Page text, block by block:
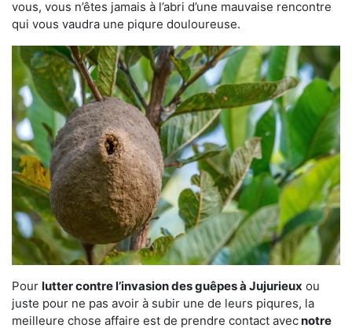
vous, vous n’êtes jamais à l’abri d’une mauvaise rencontre
qui vous vaudra une piqure douloureuse.
Pour lutter contre l’invasion des guêpes à Jujurieux ou
juste pour ne pas avoir à subir une de leurs piqures, la
meilleure chose affaire est de prendre contact avecnotre